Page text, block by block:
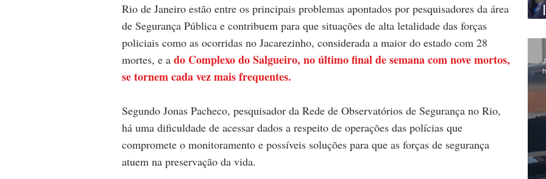
Rio de Janeiro estão entre os principais problemas apontados por pesquisadores da área
de Segurança Pública e contribuem para que situações de alta letalidade das forças
policiais como as ocorridas no Jacarezinho, considerada a maior do estado com 28
mortes, e a do Complexo do Salgueiro, no último final de semana com nove mortos,
se tornem cada vez mais frequentes.
Segundo Jonas Pacheco, pesquisador da Rede de Observatórios de Segurança no Rio,
há uma dificuldade de acessar dados a respeito de operações das polícias que
compromete o monitoramento e possíveis soluções para que as forças de segurança
atuem na preservação da vida.